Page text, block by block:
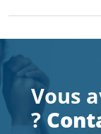
Vous
?